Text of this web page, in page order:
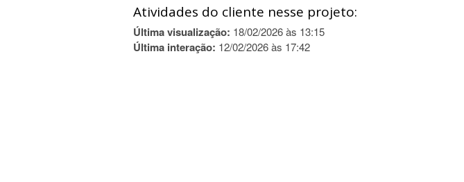
Atividades do cliente nesse projeto:
Última visualização: 18/02/2026 às 13:15
Última interação: 12/02/2026 às 17:42